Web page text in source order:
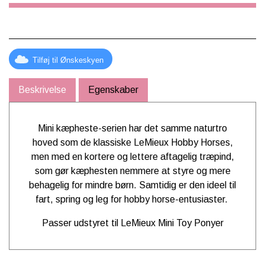
Sundance
🤎 Den lette model er perfekt til mindre ryttere
🐴 Sundance er en rolig og sød pony med masser af
charme
stranden
🎀 Manen kan flettes i flotte frisurer
✨ Kan med grimer, trenser og fluehætter fra LeMieux
🏇 Perfekt til hobby horsing, spring og fantasifulde
eventyr
Tilføj til Ønskeskyen
Beskrivelse Egenskaber
Mini kæpheste-serien har det samme naturtro
hoved som de klassiske LeMieux Hobby Horses,
men med en kortere og lettere aftagelig træpind,
som gør kæphesten nemmere at styre og mere
behagelig for mindre børn. Samtidig er den ideel til
fart, spring og leg for hobby horse-entusiaster.
Passer udstyret til LeMieux Mini Toy Ponyer